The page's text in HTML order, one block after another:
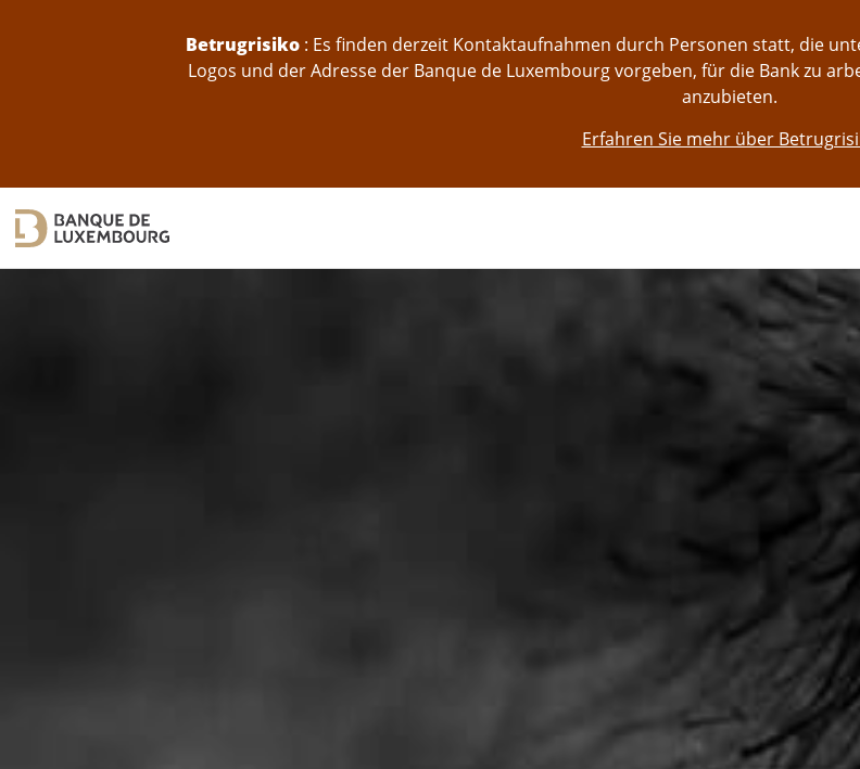
Betrugrisiko : Es finden derzeit Kontaktaufnahmen durch Personen statt, die
Logos und der Adresse der Banque de Luxembourg vorgeben, für die Bank zu
anzubieten.
Erfahren Sie mehr über